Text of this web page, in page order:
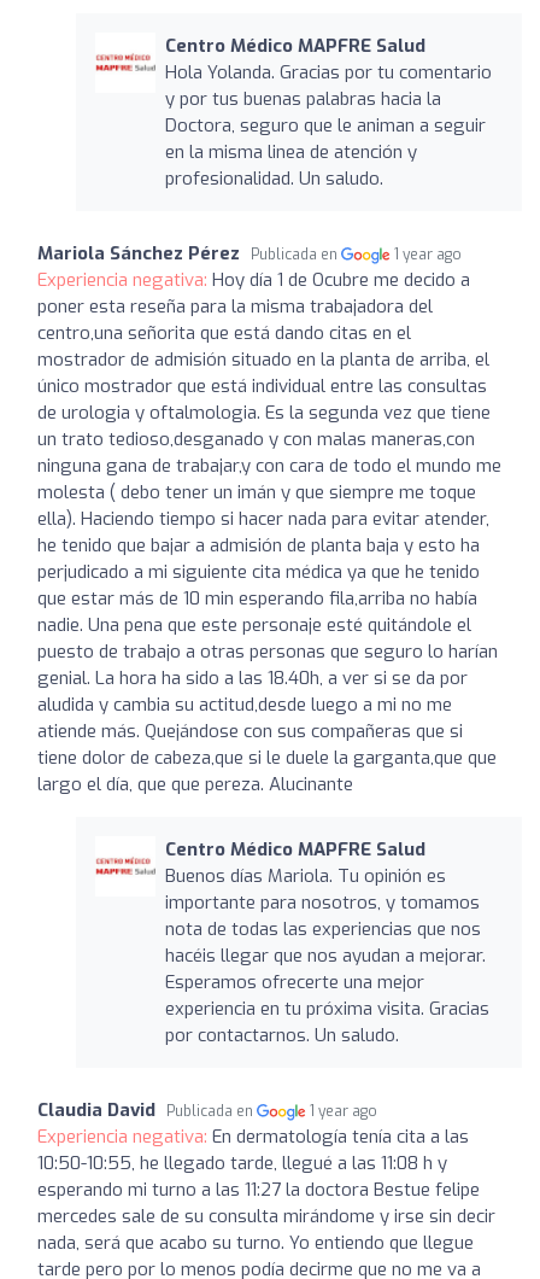
Centro Médico MAPFRE Salud
Hola Yolanda. Gracias por tu comentario
y por tus buenas palabras hacia la
Doctora, seguro que le animan a seguir
en la misma linea de atención y
profesionalidad. Un saludo.
Mariola Sánchez Pérez Publicada en 1 year ago
Experiencia negativa: Hoy día 1 de Ocubre me decido a
poner esta reseña para la misma trabajadora del
centro,una señorita que está dando citas en el
mostrador de admisión situado en la planta de arriba, el
único mostrador que está individual entre las consultas
de urologia y oftalmologia. Es la segunda vez que tiene
un trato tedioso,desganado y con malas maneras,con
ninguna gana de trabajar,y con cara de todo el mundo me
molesta ( debo tener un imán y que siempre me toque
ella). Haciendo tiempo si hacer nada para evitar atender,
he tenido que bajar a admisión de planta baja y esto ha
perjudicado a mi siguiente cita médica ya que he tenido
que estar más de 10 min esperando fila,arriba no había
nadie. Una pena que este personaje esté quitándole el
puesto de trabajo a otras personas que seguro lo harían
genial. La hora ha sido a las 18.40h, a ver si se da por
aludida y cambia su actitud,desde luego a mi no me
atiende más. Quejándose con sus compañeras que si
tiene dolor de cabeza,que si le duele la garganta,que que
largo el día, que que pereza. Alucinante
Centro Médico MAPFRE Salud
Buenos días Mariola. Tu opinión es
importante para nosotros, y tomamos
nota de todas las experiencias que nos
hacéis llegar que nos ayudan a mejorar.
Esperamos ofrecerte una mejor
experiencia en tu próxima visita. Gracias
por contactarnos. Un saludo.
Claudia David Publicada en 1 year ago
Experiencia negativa: En dermatología tenía cita a las
10:50-10:55, he llegado tarde, llegué a las 11:08 h y
esperando mi turno a las 11:27 la doctora Bestue felipe
mercedes sale de su consulta mirándome y irse sin decir
nada, será que acabo su turno. Yo entiendo que llegue
tarde pero por lo menos podía decirme que no me va a